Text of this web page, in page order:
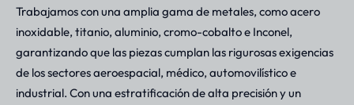
Trabajamos con una amplia gama de metales, como acero
inoxidable, titanio, aluminio, cromo-cobalto e Inconel,
garantizando que las piezas cumplan las rigurosas exigencias
de los sectores aeroespacial, médico, automovilístico e
industrial. Con una estratificación de alta precisión y un